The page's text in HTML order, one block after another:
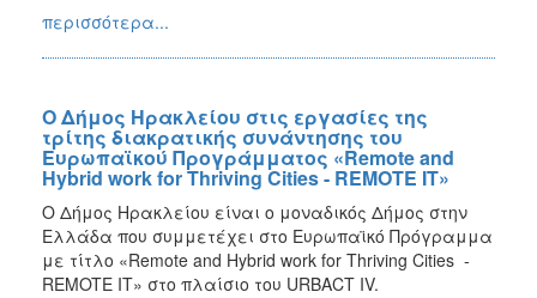
περισσότερα...
Ο Δήμος Ηρακλείου στις εργασίες της
τρίτης διακρατικής συνάντησης του
Ευρωπαϊκού Προγράμματος «Remote and
Hybrid work for Thriving Cities - REMOTE IT»
Ο Δήμος Ηρακλείου είναι ο μοναδικός Δήμος στην
Ελλάδα που συμμετέχει στο Ευρωπαϊκό Πρόγραμμα
με τίτλο «Remote and Hybrid work for Thriving Cities -
REMOTE IT» στο πλαίσιο του URBACT IV.